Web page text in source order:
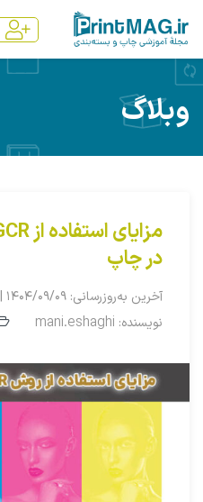
وبلاگ
در چاپ
آخرین به‌روزرسانی: ۱۴۰۴/۰۹/۰۹ | تاریخ انتشار: ۱۴۰۲/۰۲/۱۱
نویسنده: mani.eshaghi